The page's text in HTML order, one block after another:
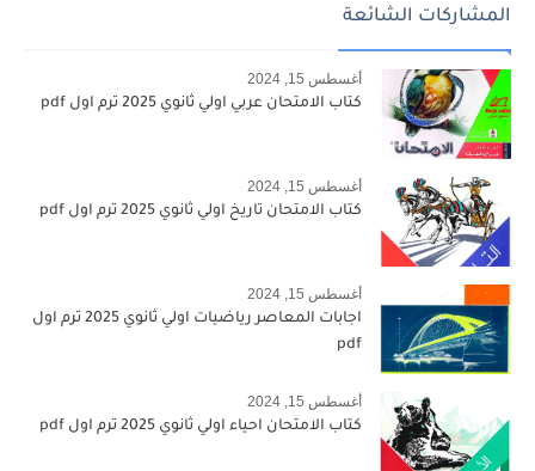
المشاركات الشائعة
أغسطس 15, 2024
كتاب الامتحان عربي اولي ثانوي 2025 ترم اول pdf
أغسطس 15, 2024
كتاب الامتحان تاريخ اولي ثانوي 2025 ترم اول pdf
أغسطس 15, 2024
اجابات المعاصر رياضيات اولي ثانوي 2025 ترم اول
pdf
أغسطس 15, 2024
كتاب الامتحان احياء اولي ثانوي 2025 ترم اول pdf